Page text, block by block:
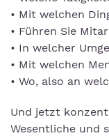
• Mit welchen
• Führen Sie
• In welcher
• Mit welchen
• Wo, also an
Und jetzt
Wesentliche und